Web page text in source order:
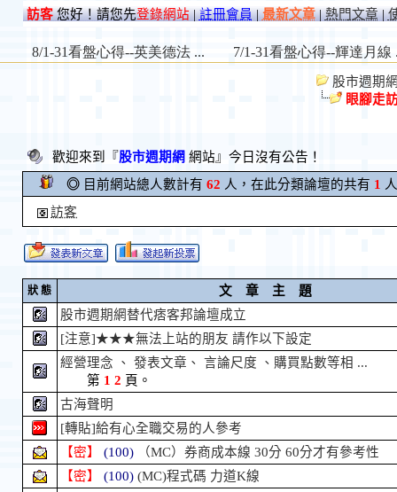
訪客您好！請您先登錄網站|註冊會員|最新文章|熱門文章|
股市週期
眼腳走
歡迎來到『股市週期網 網站』今日沒有公告！
◎ 目前網站總人數計有 62 人，在此分類論壇的共有 1
訪客
狀 態
文 章 主 題
股市週期網替代痞客邦論壇成立
[注意]★★★無法上站的朋友 請作以下設定
經營理念 、 發表文章、 言論尺度 、購買點數等相 ...
第 1 2 頁。
古海聲明
[轉貼]給有心全職交易的人參考
【密】
(100)
（MC）券商成本線 30分 60分才有參考性
【密】
(100) (MC)程式碼 力道K線